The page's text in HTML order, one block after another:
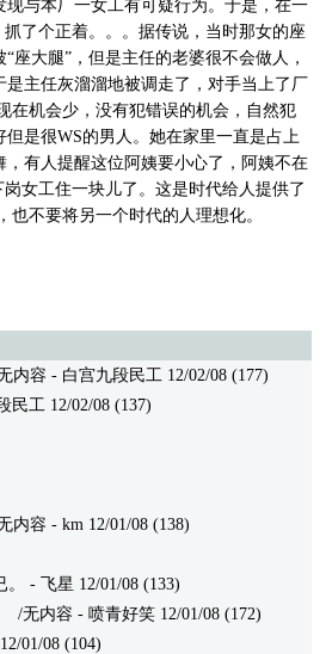
与本厂一女工有可疑行为。于是，在一
了个正着。。。据传说，当时那女的座
大腿”，但是主任的老婆很不会做人，
主任灰溜溜地被调走了，对手当上了厂
在机会少，没有犯错误的机会，自然犯
是很WS的男人。她在家里一直是占上
有人提醒这位阿姨要小心了，阿姨不在
女工住一块儿了。这是时代给人提供了
不要将另一个时代的人理想化。
容 - 白宫九段民工 12/02/08 (177)
工 12/02/08 (137)
- km 12/01/08 (138)
- 飞星 12/01/08 (133)
内容 - 喷青好笑 12/01/08 (172)
01/08 (104)